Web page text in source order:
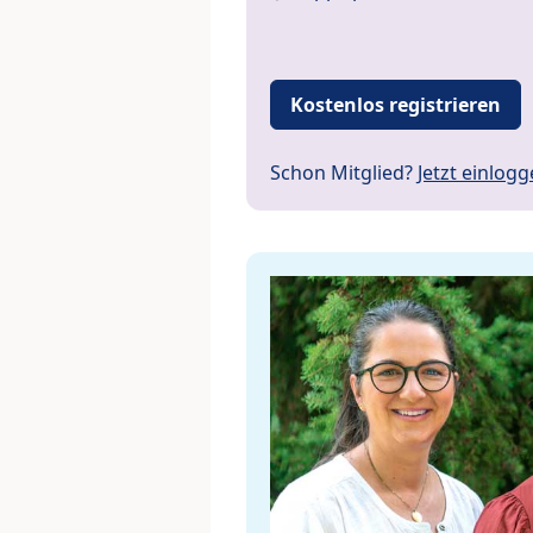
Kostenlos registrieren
Schon Mitglied? Jetzt